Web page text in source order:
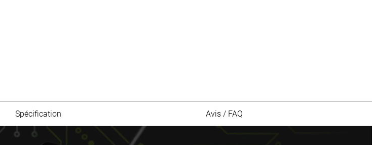
Spécification Avis / FAQ